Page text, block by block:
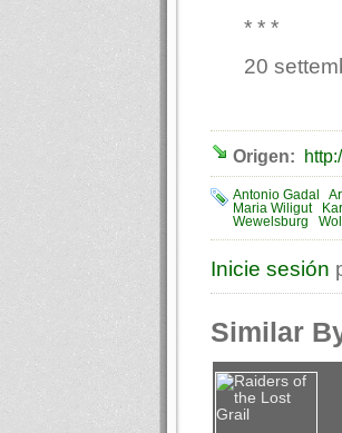
* * *
20
Origen:
Antonio Gadal
Maria Wiligut
Wewelsburg
Inicie sesión
Similar